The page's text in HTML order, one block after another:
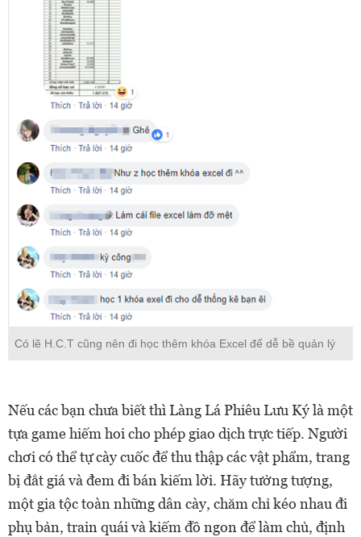
Có lẽ H.C.T cũng nên đi học thêm khóa Excel để dễ bề quản lý
Nếu các bạn chưa biết thì Làng Lá Phiêu Lưu Ký là một
tựa game hiếm hoi cho phép giao dịch trực tiếp. Người
chơi có thể tự cày cuốc để thu thập các vật phẩm, trang
bị đắt giá và đem đi bán kiếm lời. Hãy tưởng tượng,
một gia tộc toàn những dân cày, chăm chỉ kéo nhau đi
phụ bản, train quái và kiếm đồ ngon để làm chủ, định